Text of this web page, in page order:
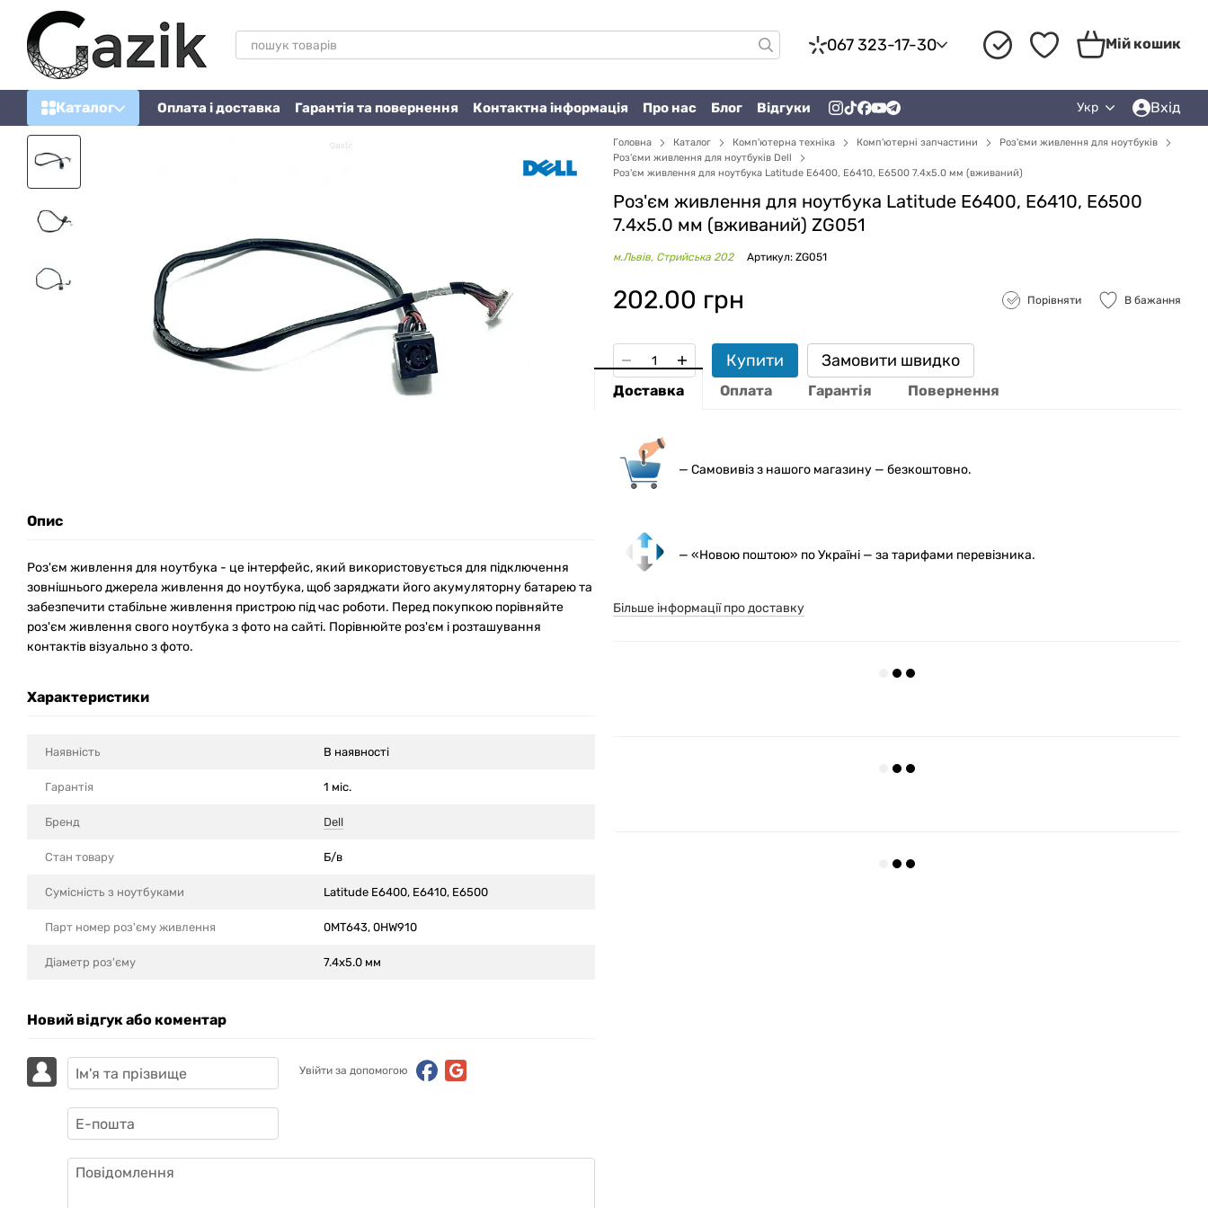
Перейти до основного контенту
067 323-17-30 Мій кошик
Каталог Оплата і доставка Гарантія та повернення Контактна інформація Про нас Блог Відгуки Укр Вхід
Опис
Роз'єм живлення для ноутбука - це інтерфейс, який використовується для підключення
зовнішнього джерела живлення до ноутбука, щоб заряджати його акумуляторну батарею та
забезпечити стабільне живлення пристрою під час роботи. Перед покупкою порівняйте
роз'єм живлення свого ноутбука з фото на сайті. Порівнюйте роз'єм і розташування
контактів візуально з фото.
Характеристики
Наявність В наявності
Гарантія 1 міс.
Бренд Dell
Стан товару Б/в
Сумісність з ноутбуками Latitude E6400, E6410, E6500
Парт номер роз'єму живлення 0MT643, 0HW910
Діаметр роз'єму 7.4x5.0 мм
Новий відгук або коментар
Увійти за допомогою
Головна Каталог Комп'ютерна техніка Комп'ютерні запчастини
Роз'єми живлення для ноутбуків
Роз'єми живлення для ноутбуків Dell
Роз'єм живлення для ноутбука Latitude E6400, E6410, E6500 7.4x5.0 мм (вживаний)
Роз'єм живлення для ноутбука Latitude E6400, E6410, E6500
7.4x5.0 мм (вживаний) ZG051
м.Львів, Стрийська 202 Артикул: ZG051
202.00 грн Порівняти В бажання
Купити Замовити швидко
Доставка Оплата Гарантія Повернення
— Самовивіз з нашого магазину — безкоштовно.
— «Новою поштою» по Україні — за тарифами перевізника.
Більше інформації про доставку